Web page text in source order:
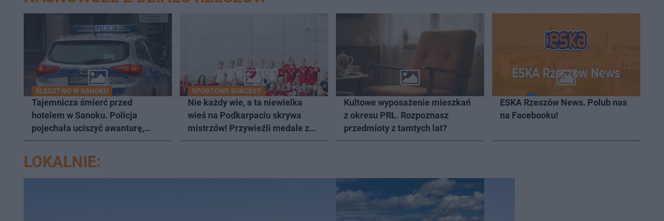
ŚLEDZTWO W SANOKU
Tajemnicza śmierć przed
hotelem w Sanoku. Policja
pojechała uciszyć awanturę,
SPORTOWE SUKCESY
Nie każdy wie, a ta niewielka
wieś na Podkarpaciu skrywa
mistrzów! Przywieźli medale z
Kultowe wyposażenie mieszkań
z okresu PRL. Rozpoznasz
przedmioty z tamtych lat?
ESKA Rzeszów News. Polub nas
na Facebooku!
LOKALNIE: